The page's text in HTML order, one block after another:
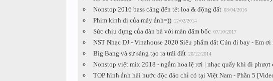
Nonstop 2016 bass căng đến tét loa & động đất 03/04/2016
Phim kinh dị của máy ảnh=)) 12/02/2014
Sức chịu đựng của đàn bà với màn đấm bốc 07/10/2017
NST Nhạc DJ - Vinahouse 2020 Siêu phẩm dắt Cún đi bay - Em
Big Bang và sự sáng tạo ra trái đất 20/12/2014
Nonstop việt mix 2018 - ngắm hoa lệ rơi | nhạc quẩy khi đi
TOP hình ảnh hài hước độc đáo chỉ có tại Việt Nam - Phần 5